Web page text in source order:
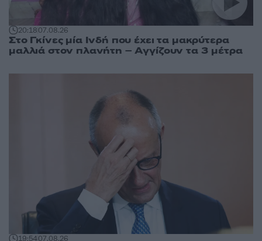
20:1807.08.26
Στο Γκίνες μία Ινδή που έχει τα μακρύτερα
μαλλιά στον πλανήτη – Αγγίζουν τα 3 μέτρα
19:5407.08.26